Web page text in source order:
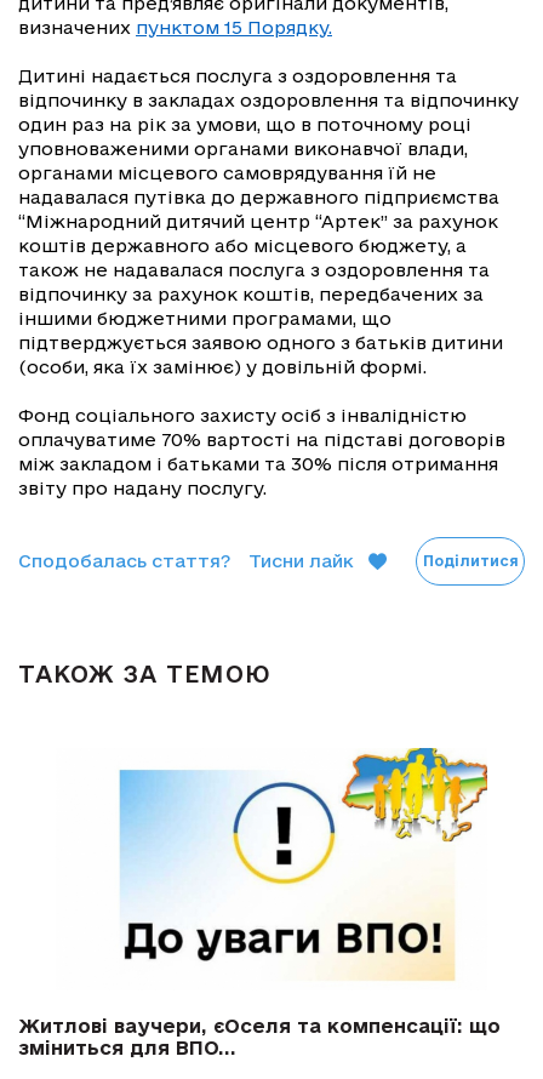
визначених пунктом 15 Порядку.
Дитині надається послуга з оздоровлення та
відпочинку в закладах оздоровлення та відпочинку
один раз на рік за умови, що в поточному році
уповноваженими органами виконавчої влади,
органами місцевого самоврядування їй не
надавалася путівка до державного підприємства
“Міжнародний дитячий центр “Артек” за рахунок
коштів державного або місцевого бюджету, а
також не надавалася послуга з оздоровлення та
відпочинку за рахунок коштів, передбачених за
іншими бюджетними програмами, що
підтверджується заявою одного з батьків дитини
(особи, яка їх замінює) у довільній формі.
Фонд соціального захисту осіб з інвалідністю
оплачуватиме 70% вартості на підставі договорів
між закладом і батьками та 30% після отримання
звіту про надану послугу.
Сподобалась стаття? Тисни лайк Поділитися
ТАКОЖ ЗА ТЕМОЮ
Житлові ваучери, єОселя та компенсації: що
зміниться для ВПО...